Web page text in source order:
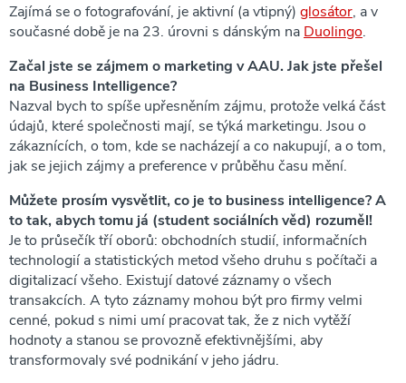
Zajímá se o fotografování, je aktivní (a vtipný) glosátor, a v
současné době je na 23. úrovni s dánským na Duolingo.
Začal jste se zájmem o marketing v AAU. Jak jste přešel
na Business Intelligence?
Nazval bych to spíše upřesněním zájmu, protože velká část
údajů, které společnosti mají, se týká marketingu. Jsou o
zákaznících, o tom, kde se nacházejí a co nakupují, a o tom,
jak se jejich zájmy a preference v průběhu času mění.
Můžete prosím vysvětlit, co je to business intelligence? A
to tak, abych tomu já (student sociálních věd) rozuměl!
Je to průsečík tří oborů: obchodních studií, informačních
technologií a statistických metod všeho druhu s počítači a
digitalizací všeho. Existují datové záznamy o všech
transakcích. A tyto záznamy mohou být pro firmy velmi
cenné, pokud s nimi umí pracovat tak, že z nich vytěží
hodnoty a stanou se provozně efektivnějšími, aby
transformovaly své podnikání v jeho jádru.